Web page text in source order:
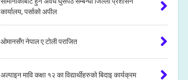
कार्यालय, पर्साको अपील
ओमानसँग नेपाल ए टोली पराजित
अल्पाइन मावि कक्षा १२ का विद्यार्थीहरुको बिदाइ कार्यक्रम